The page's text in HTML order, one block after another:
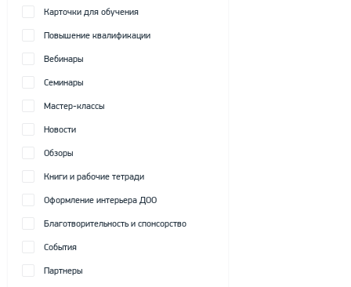
Карточки для обучения
Повышение квалификации
Вебинары
Семинары
Мастер-классы
Новости
Обзоры
Книги и рабочие тетради
Оформление интерьера ДОО
Благотворительность и спонсорство
События
Партнеры